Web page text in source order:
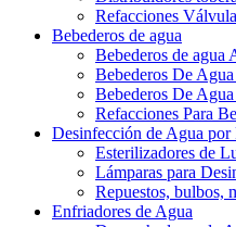
Refacciones
Bebederos de agua
Bebederos de agua
Bebederos De
Bebederos De
Refacciones Para
Desinfección de Agua
Esterilizadores de
Lámparas para
Repuestos, bulbos,
Enfriadores de Agua